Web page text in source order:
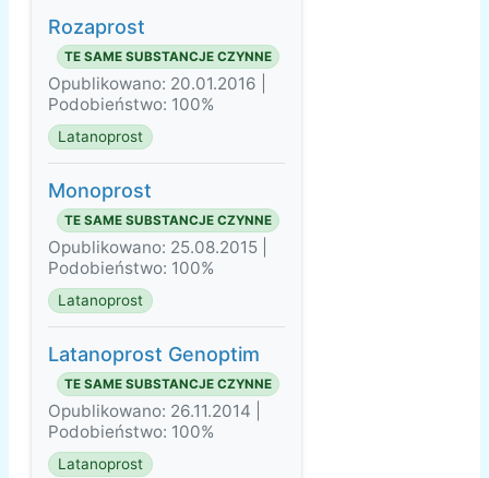
Rozaprost
TE SAME SUBSTANCJE CZYNNE
Opublikowano: 20.01.2016 |
Podobieństwo: 100%
Latanoprost
Monoprost
TE SAME SUBSTANCJE CZYNNE
Opublikowano: 25.08.2015 |
Podobieństwo: 100%
Latanoprost
Latanoprost Genoptim
TE SAME SUBSTANCJE CZYNNE
Opublikowano: 26.11.2014 |
Podobieństwo: 100%
Latanoprost